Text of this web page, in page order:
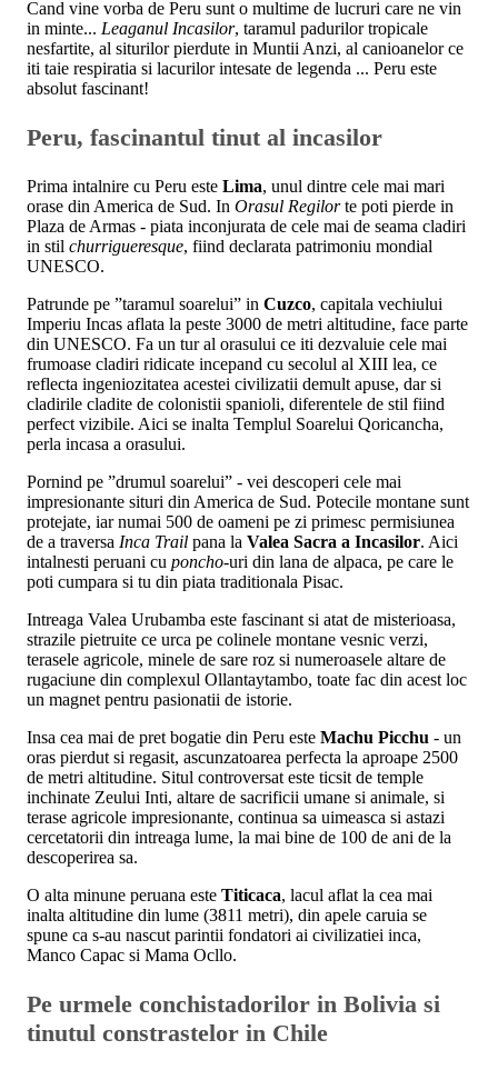
Cand vine vorba de Peru sunt o multime de lucruri care ne vin
in minte... Leaganul Incasilor, taramul padurilor tropicale
nesfartite, al siturilor pierdute in Muntii Anzi, al canioanelor ce
iti taie respiratia si lacurilor intesate de legenda ... Peru este
absolut fascinant!
Peru, fascinantul tinut al incasilor
Prima intalnire cu Peru este Lima, unul dintre cele mai mari
orase din America de Sud. In Orasul Regilorte poti pierde in
Plaza de Armas - piata inconjurata de cele mai de seama cladiri
in stil churrigueresque, fiind declarata patrimoniu mondial
UNESCO.
Patrunde pe ”taramul soarelui” in Cuzco, capitala vechiului
Imperiu Incas aflata la peste 3000 de metri altitudine, face parte
din UNESCO. Fa un tur al orasului ce iti dezvaluie cele mai
frumoase cladiri ridicate incepand cu secolul al XIII lea, ce
reflecta ingeniozitatea acestei civilizatii demult apuse, dar si
cladirile cladite de colonistii spanioli, diferentele de stil fiind
perfect vizibile. Aici se inalta Templul Soarelui Qoricancha,
perla incasa a orasului.
Pornind pe ”drumul soarelui” - vei descoperi cele mai
impresionante situri din America de Sud. Potecile montane sunt
protejate, iar numai 500 de oameni pe zi primesc permisiunea
de a traversa Inca Trail pana la Valea Sacra a Incasilor. Aici
intalnesti peruani cu poncho-uri din lana de alpaca, pe care le
poti cumpara si tu din piata traditionala Pisac.
Intreaga Valea Urubamba este fascinant si atat de misterioasa,
strazile pietruite ce urca pe colinele montane vesnic verzi,
terasele agricole, minele de sare roz si numeroasele altare de
rugaciune din complexul Ollantaytambo, toate fac din acest loc
un magnet pentru pasionatii de istorie.
Insa cea mai de pret bogatie din Peru este Machu Picchu - un
oras pierdut si regasit, ascunzatoarea perfecta la aproape 2500
de metri altitudine. Situl controversat este ticsit de temple
inchinate Zeului Inti, altare de sacrificii umane si animale, si
terase agricole impresionante, continua sa uimeasca si astazi
cercetatorii din intreaga lume, la mai bine de 100 de ani de la
descoperirea sa.
O alta minune peruana este Titicaca, lacul aflat la cea mai
inalta altitudine din lume (3811 metri), din apele caruia se
spune ca s-au nascut parintii fondatori ai civilizatiei inca,
Manco Capac si Mama Ocllo.
Pe urmele conchistadorilor in Bolivia si
tinutul constrastelor in Chile